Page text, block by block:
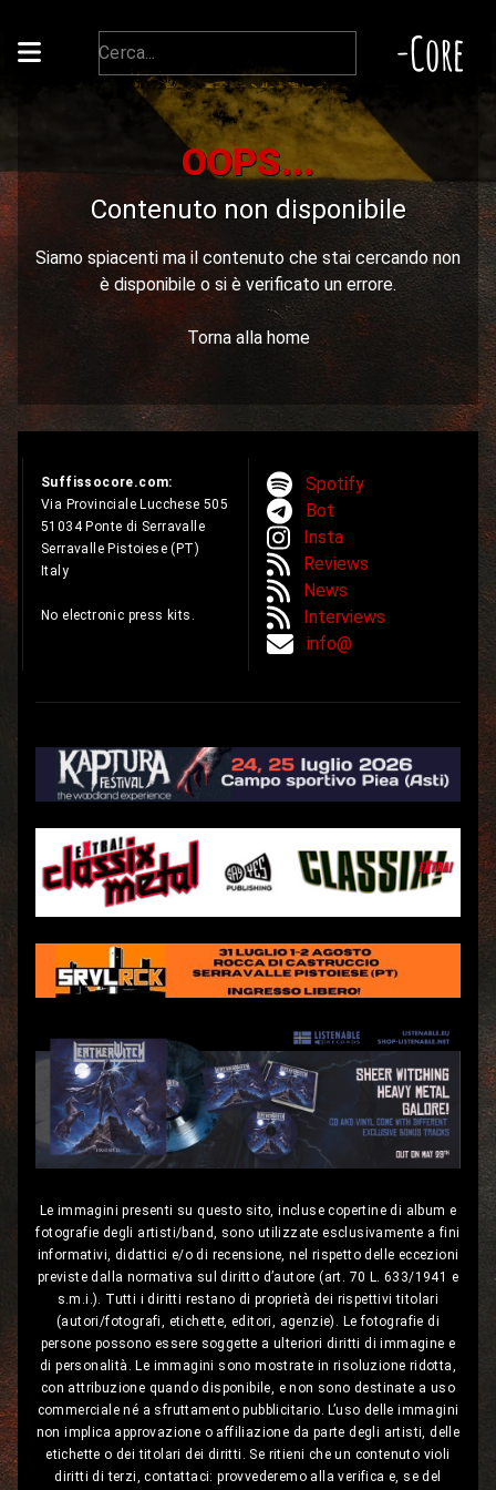
-Core
OOPS...
Contenuto non disponibile
Siamo spiacenti ma il contenuto che stai cercando non
è disponibile o si è verificato un errore.
Torna alla home
Suffissocore.com:
Via Provinciale Lucchese 505
51034 Ponte di Serravalle
Serravalle Pistoiese (PT)
Italy
No electronic press kits.
Spotify
Bot
Insta
Reviews
News
Interviews
info@
Le immagini presenti su questo sito, incluse copertine di album e
fotografie degli artisti/band, sono utilizzate esclusivamente a fini
informativi, didattici e/o di recensione, nel rispetto delle eccezioni
previste dalla normativa sul diritto d’autore (art. 70 L. 633/1941 e
s.m.i.). Tutti i diritti restano di proprietà dei rispettivi titolari
(autori/fotografi, etichette, editori, agenzie). Le fotografie di
persone possono essere soggette a ulteriori diritti di immagine e
di personalità. Le immagini sono mostrate in risoluzione ridotta,
con attribuzione quando disponibile, e non sono destinate a uso
commerciale né a sfruttamento pubblicitario. L’uso delle immagini
non implica approvazione o affiliazione da parte degli artisti, delle
etichette o dei titolari dei diritti. Se ritieni che un contenuto violi
diritti di terzi, contattaci: provvederemo alla verifica e, se del